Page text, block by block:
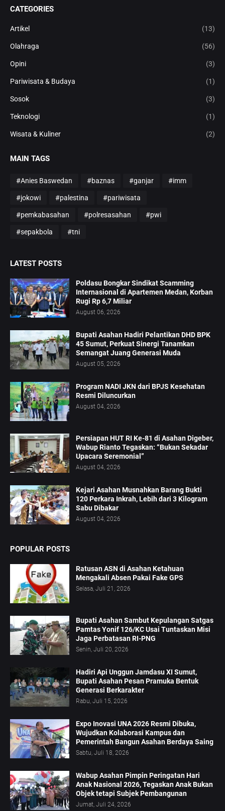
CATEGORIES
Artikel (13)
Olahraga (56)
Opini (3)
Pariwisata & Budaya (1)
Sosok (3)
Teknologi (1)
Wisata & Kuliner (2)
MAIN TAGS
#Anies Baswedan #baznas #ganjar #imm
#jokowi #palestina #pariwisata
#pemkabasahan #polresasahan #pwi
#sepakbola #tni
LATEST POSTS
Poldasu Bongkar Sindikat Scamming
Internasional di Apartemen Medan, Korban
Rugi Rp 6,7 Miliar
August 06, 2026
Bupati Asahan Hadiri Pelantikan DHD BPK
45 Sumut, Perkuat Sinergi Tanamkan
Semangat Juang Generasi Muda
August 05, 2026
Program NADI JKN dari BPJS Kesehatan
Resmi Diluncurkan
August 04, 2026
Persiapan HUT RI Ke-81 di Asahan Digeber,
Wabup Rianto Tegaskan: “Bukan Sekadar
Upacara Seremonial”
August 04, 2026
Kejari Asahan Musnahkan Barang Bukti
120 Perkara Inkrah, Lebih dari 3 Kilogram
Sabu Dibakar
August 04, 2026
POPULAR POSTS
Ratusan ASN di Asahan Ketahuan
Mengakali Absen Pakai Fake GPS
Selasa, Juli 21, 2026
Bupati Asahan Sambut Kepulangan Satgas
Pamtas Yonif 126/KC Usai Tuntaskan Misi
Jaga Perbatasan RI-PNG
Senin, Juli 20, 2026
Hadiri Api Unggun Jamdasu XI Sumut,
Bupati Asahan Pesan Pramuka Bentuk
Generasi Berkarakter
Rabu, Juli 15, 2026
Expo Inovasi UNA 2026 Resmi Dibuka,
Wujudkan Kolaborasi Kampus dan
Pemerintah Bangun Asahan Berdaya Saing
Sabtu, Juli 18, 2026
Wabup Asahan Pimpin Peringatan Hari
Anak Nasional 2026, Tegaskan Anak Bukan
Objek tetapi Subjek Pembangunan
Jumat, Juli 24, 2026